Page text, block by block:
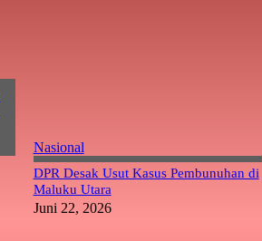
Nasional
DPR Desak Usut Kasus Pembunuhan di
Maluku Utara
Juni 22, 2026